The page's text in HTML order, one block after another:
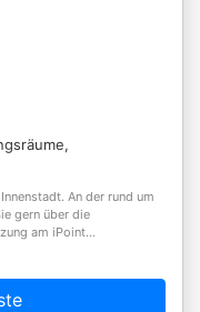
An der rund um
gern über die
am iPoint...